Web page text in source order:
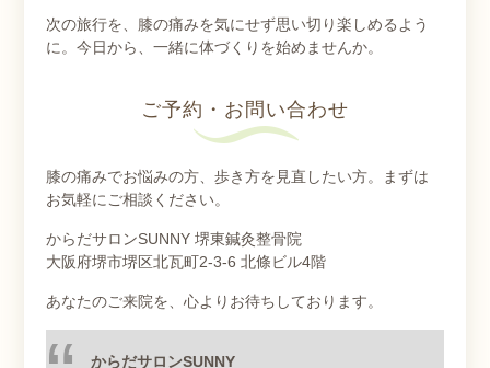
次の旅行を、膝の痛みを気にせず思い切り楽しめるよう
に。今日から、一緒に体づくりを始めませんか。
ご予約・お問い合わせ
膝の痛みでお悩みの方、歩き方を見直したい方。まずは
お気軽にご相談ください。
からだサロンSUNNY 堺東鍼灸整骨院
大阪府堺市堺区北瓦町2-3-6 北條ビル4階
あなたのご来院を、心よりお待ちしております。
からだサロンSUNNY